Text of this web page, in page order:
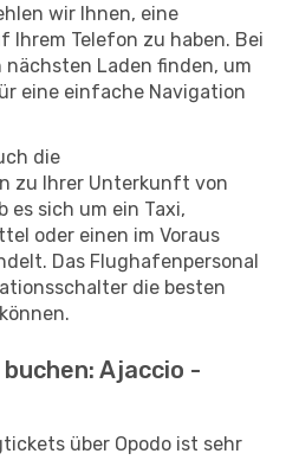
wir Ihnen, eine
Telefon zu haben. Bei
nächsten Laden finden, um
eine einfache Navigation
die
zu Ihrer Unterkunft von
sich um ein Taxi,
oder einen im Voraus
Das Flughafenpersonal
die besten
Ajaccio -
über Opodo ist sehr